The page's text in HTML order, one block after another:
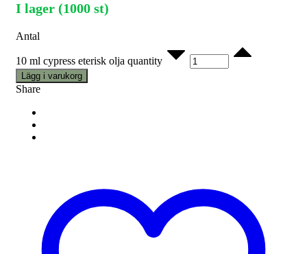
I lager (1000 st)
Antal
10 ml cypress eterisk olja quantity
Lägg i varukorg
Share